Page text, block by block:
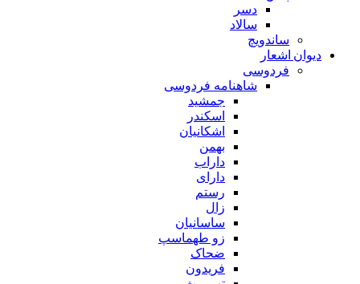
دسر
سالاد
ساندویچ
دیوان اشعار
فردوسی
شاهنامه فردوسی
جمشید
اسکندر
اشکانیان
بهمن
داراب
دارای
رستم
زال
ساسانیان
زو طهماسپ‏
ضحاک
فریدون